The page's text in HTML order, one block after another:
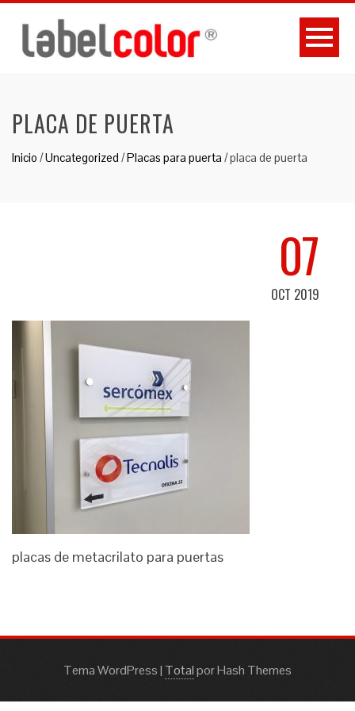
PLACA DE PUERTA
Inicio /Uncategorized /Placas para puerta /placa de puerta
07
OCT 2019
placas de metacrilato para puertas
Tema WordPress| Totalpor Hash Themes